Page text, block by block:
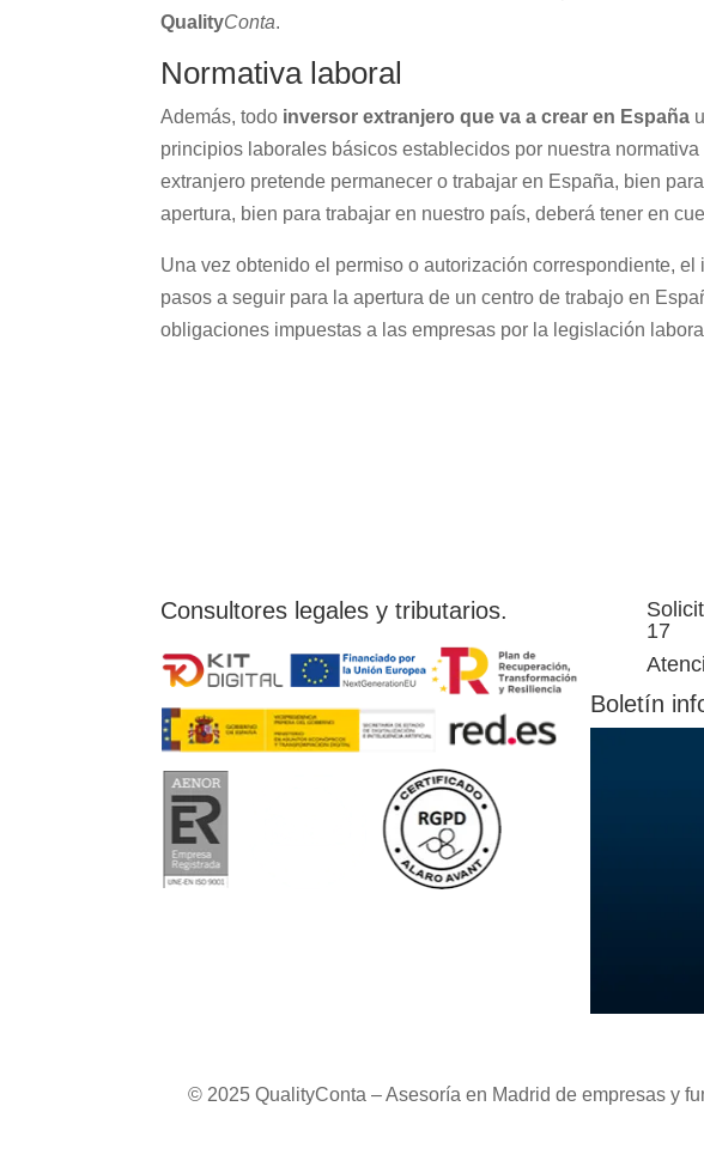
QualityConta.
Normativa laboral
Además, todo inversor extranjero que va a crear en España
principios laborales básicos establecidos por nuestra
extranjero pretende permanecer o trabajar en España, bien
apertura, bien para trabajar en nuestro país, deberá tener en
Una vez obtenido el permiso o autorización correspondiente,
pasos a seguir para la apertura de un centro de trabajo en
obligaciones impuestas a las empresas por la legislación
Consultores legales y tributarios.
17
Boletín
© 2025 QualityConta – Asesoría en Madrid de empresas y